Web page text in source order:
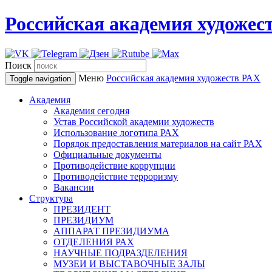
Российская академия
Поиск
Toggle navigation Меню Российская академия художеств РАХ
Академия
Академия сегодня
Устав Российской академии художеств
Использование логотипа РАХ
Порядок предоставления материалов на сайт РАХ
Официальные документы
Противодействие коррупции
Противодействие терроризму
Вакансии
Структура
ПРЕЗИДЕНТ
ПРЕЗИДИУМ
АППАРАТ ПРЕЗИДИУМА
ОТДЕЛЕНИЯ РАХ
НАУЧНЫЕ ПОДРАЗДЕЛЕНИЯ
МУЗЕИ И ВЫСТАВОЧНЫЕ ЗАЛЫ